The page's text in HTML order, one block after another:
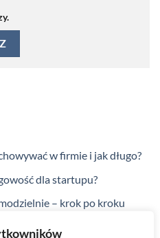
w firmie i jak długo?
dla startupu?
– krok po kroku
przedsiębiorcom w 2025